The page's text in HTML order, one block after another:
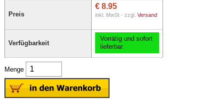
Preis
€ 8.95
inkl. MwSt - zzgl. Versand
Verfügbarkeit
Vorrätig und sofort
lieferbar.
Menge